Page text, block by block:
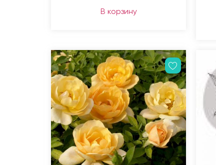
В корзину